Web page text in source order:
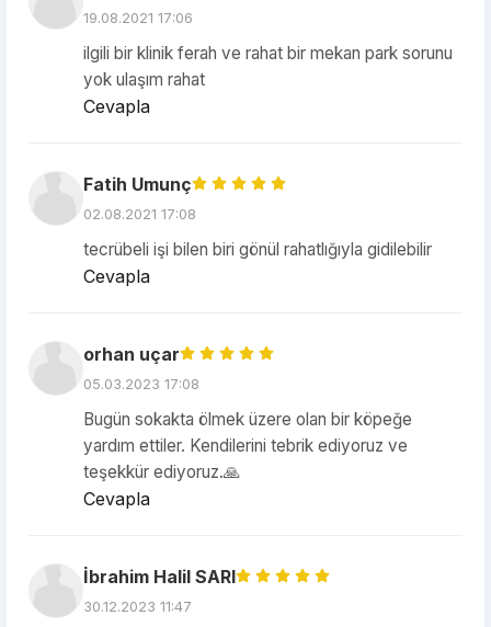
19.08.2021 17:06
ilgili bir klinik ferah ve rahat bir mekan park sorunu
yok ulaşım rahat
Cevapla
Fatih Umunç
02.08.2021 17:08
tecrübeli işi bilen biri gönül rahatlığıyla gidilebilir
Cevapla
orhan uçar
05.03.2023 17:08
Bugün sokakta ölmek üzere olan bir köpeğe
yardım ettiler. Kendilerini tebrik ediyoruz ve
teşekkür ediyoruz.🙏
Cevapla
İbrahim Halil SARI
30.12.2023 11:47